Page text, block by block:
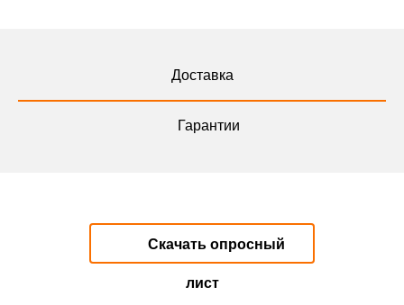
Доставка
Гарантии
Скачать опросный
лист